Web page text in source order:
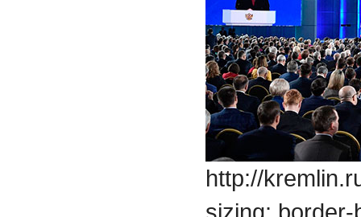
http://